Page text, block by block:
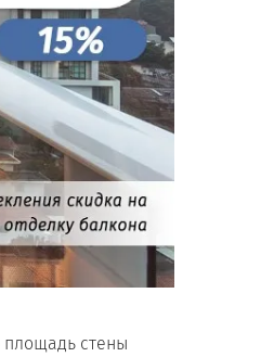
площадь стены